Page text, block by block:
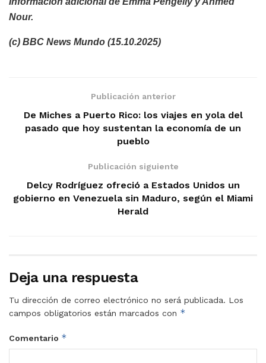
Nour.
(c) BBC News Mundo (15.10.2025)
Publicación anterior
De Miches a Puerto Rico: los viajes en yola del
pasado que hoy sustentan la economía de un
pueblo
Publicación siguiente
Delcy Rodríguez ofreció a Estados Unidos un
gobierno en Venezuela sin Maduro, según el Miami
Herald
Deja una respuesta
Tu dirección de correo electrónico no será publicada. Los
campos obligatorios están marcados con *
Comentario *